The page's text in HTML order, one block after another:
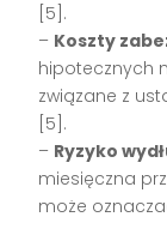
[5].
– Koszty
hipotecznych
związane z
[5].
– Ryzyko
miesięczna
może